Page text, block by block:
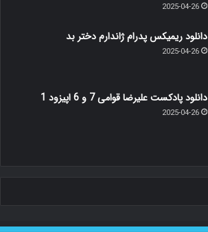
2025-04-26
دانلود ریمیکس پدرام ژاندارم دختر بد
2025-04-26
دانلود پادکست علیرضا قوامی 7 و 6 اپیزود 1
2025-04-26